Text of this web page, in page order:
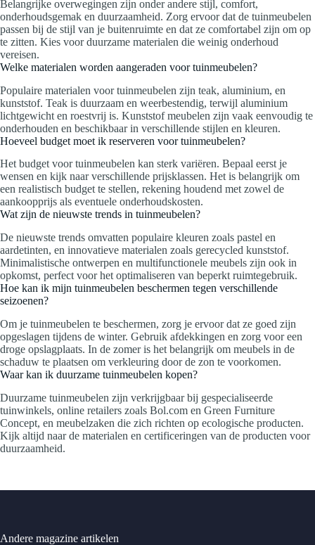
Belangrijke overwegingen zijn onder andere stijl, comfort,
onderhoudsgemak en duurzaamheid. Zorg ervoor dat de tuinmeubelen
passen bij de stijl van je buitenruimte en dat ze comfortabel zijn om op
te zitten. Kies voor duurzame materialen die weinig onderhoud
vereisen.
Welke materialen worden aangeraden voor tuinmeubelen?
Populaire materialen voor tuinmeubelen zijn teak, aluminium, en
kunststof. Teak is duurzaam en weerbestendig, terwijl aluminium
lichtgewicht en roestvrij is. Kunststof meubelen zijn vaak eenvoudig te
onderhouden en beschikbaar in verschillende stijlen en kleuren.
Hoeveel budget moet ik reserveren voor tuinmeubelen?
Het budget voor tuinmeubelen kan sterk variëren. Bepaal eerst je
wensen en kijk naar verschillende prijsklassen. Het is belangrijk om
een realistisch budget te stellen, rekening houdend met zowel de
aankoopprijs als eventuele onderhoudskosten.
Wat zijn de nieuwste trends in tuinmeubelen?
De nieuwste trends omvatten populaire kleuren zoals pastel en
aardetinten, en innovatieve materialen zoals gerecycled kunststof.
Minimalistische ontwerpen en multifunctionele meubels zijn ook in
opkomst, perfect voor het optimaliseren van beperkt ruimtegebruik.
Hoe kan ik mijn tuinmeubelen beschermen tegen verschillende
seizoenen?
Om je tuinmeubelen te beschermen, zorg je ervoor dat ze goed zijn
opgeslagen tijdens de winter. Gebruik afdekkingen en zorg voor een
droge opslagplaats. In de zomer is het belangrijk om meubels in de
schaduw te plaatsen om verkleuring door de zon te voorkomen.
Waar kan ik duurzame tuinmeubelen kopen?
Duurzame tuinmeubelen zijn verkrijgbaar bij gespecialiseerde
tuinwinkels, online retailers zoals Bol.com en Green Furniture
Concept, en meubelzaken die zich richten op ecologische producten.
Kijk altijd naar de materialen en certificeringen van de producten voor
duurzaamheid.
Andere magazine artikelen